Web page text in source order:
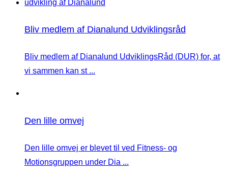
Bliv medlem af Dianalund Udviklingsråd
Bliv medlem af Dianalund UdviklingsRåd (DUR) for, at
vi sammen kan st ...
Den lille omvej
Den lille omvej er blevet til ved Fitness- og
Motionsgruppen under Dia ...